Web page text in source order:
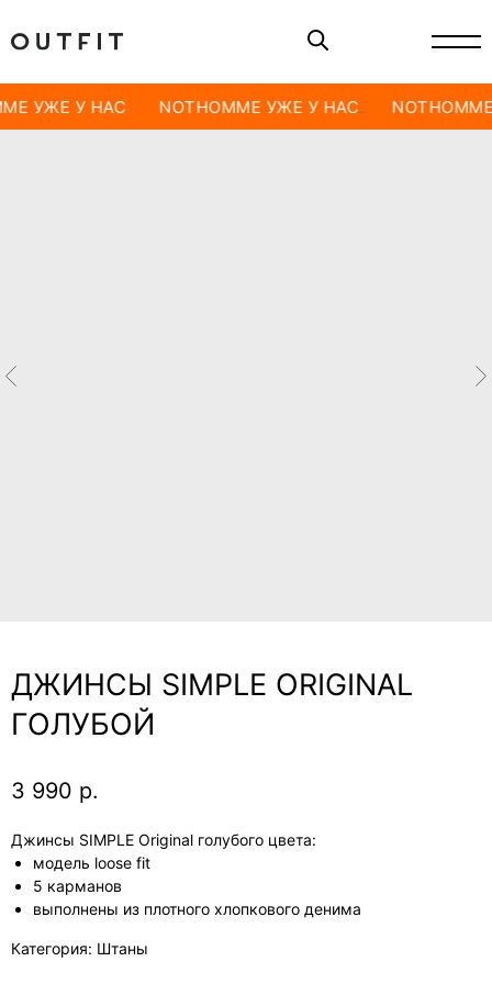
УЖЕ У НАС NOTHOMME УЖЕ У НАС
ДЖИНСЫ SIMPLE ORIGINAL
ГОЛУБОЙ
3 990 р.
Джинсы SIMPLE Original голубого цвета:
модель loose fit
5 карманов
выполнены из плотного хлопкового денима
Категория: Штаны